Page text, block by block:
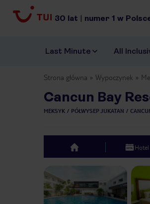
30 lat | numer 1 w
Last Minute All
Strona główna Wypoczynek
Cancun Bay
MEKSYK PÓŁWYSEP JUKATAN
top Hotel